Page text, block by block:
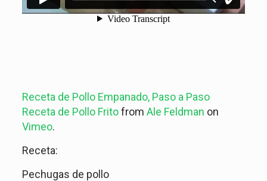
Receta de Pollo Empanado, Paso a Paso
Receta de Pollo Fritofrom Ale Feldman on
Vimeo.
Receta:
Pechugas de pollo